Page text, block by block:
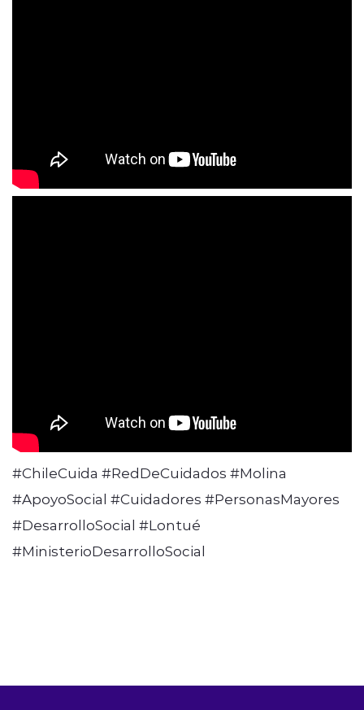
#ChileCuida #RedDeCuidados #Molina
#ApoyoSocial #Cuidadores #PersonasMayores
#DesarrolloSocial #Lontué
#MinisterioDesarrolloSocial